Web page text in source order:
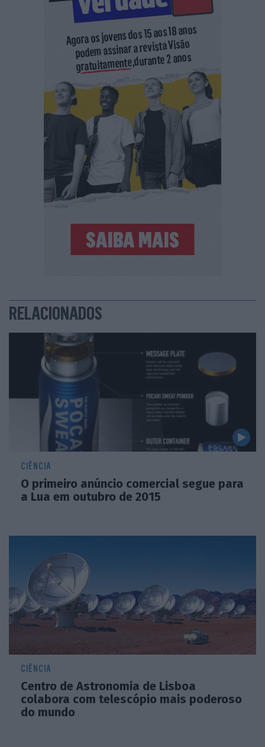
RELACIONADOS
CIÊNCIA
O primeiro anúncio comercial segue para
a Lua em outubro de 2015
CIÊNCIA
Centro de Astronomia de Lisboa
colabora com telescópio mais poderoso
do mundo